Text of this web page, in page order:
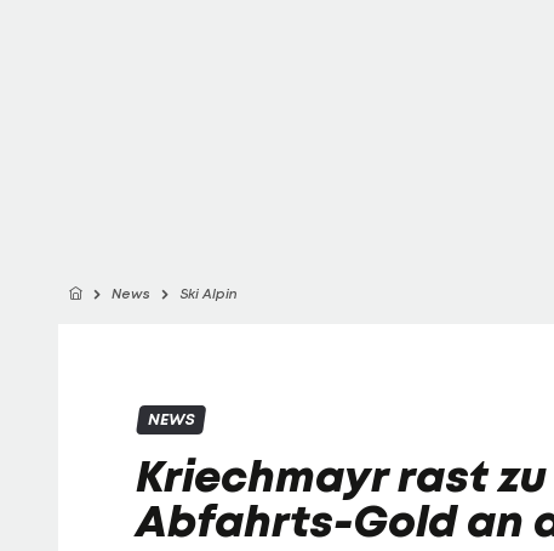
News Ski Alpin
NEWS
Kriechmayr rast
Abfahrts-Gold an